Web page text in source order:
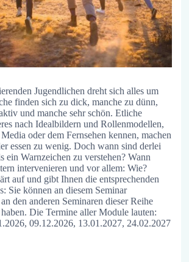
Jugendlichen dreht sich alles um
finden sich zu dick, manche zu dünn,
und manche sehr schön. Etliche
nach Idealbildern und Rollenmodellen,
oder dem Fernsehen kennen, machen
essen zu wenig. Doch wann sind derlei
ein Warnzeichen zu verstehen? Wann
intervenieren und vor allem: Wie?
auf und gibt Ihnen die entsprechenden
Sie können an diesem Seminar
den anderen Seminaren dieser Reihe
Die Termine aller Module lauten:
09.12.2026, 13.01.2027, 24.02.2027